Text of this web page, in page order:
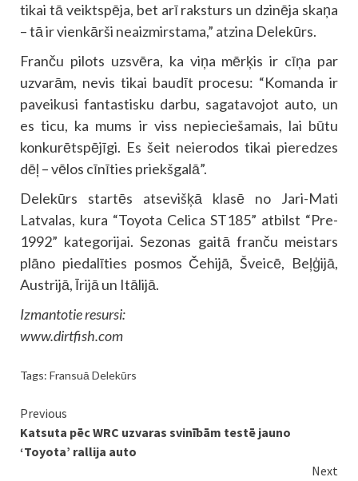
tikai tā veiktspēja, bet arī raksturs un dzinēja skaņa
– tā ir vienkārši neaizmirstama,” atzina Delekūrs.
Franču pilots uzsvēra, ka viņa mērķis ir cīņa par
uzvarām, nevis tikai baudīt procesu: “Komanda ir
paveikusi fantastisku darbu, sagatavojot auto, un
es ticu, ka mums ir viss nepieciešamais, lai būtu
konkurētspējīgi. Es šeit neierodos tikai pieredzes
dēļ – vēlos cīnīties priekšgalā”.
Delekūrs startēs atsevišķā klasē no Jari-Mati
Latvalas, kura “Toyota Celica ST185” atbilst “Pre-
1992” kategorijai. Sezonas gaitā franču meistars
plāno piedalīties posmos Čehijā, Šveicē, Beļģijā,
Austrijā, Īrijā un Itālijā.
Izmantotie resursi:
www.dirtfish.com
Tags: Fransuā Delekūrs
Continue
Reading
Previous
Katsuta pēc WRC uzvaras svinībām testē jauno
‘Toyota’ rallija auto
Next